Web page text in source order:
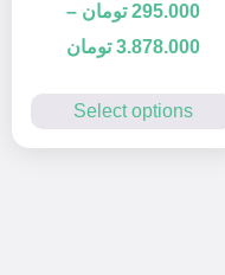
4.33
295.000 تومان –
3.878.000 تومان
Select options